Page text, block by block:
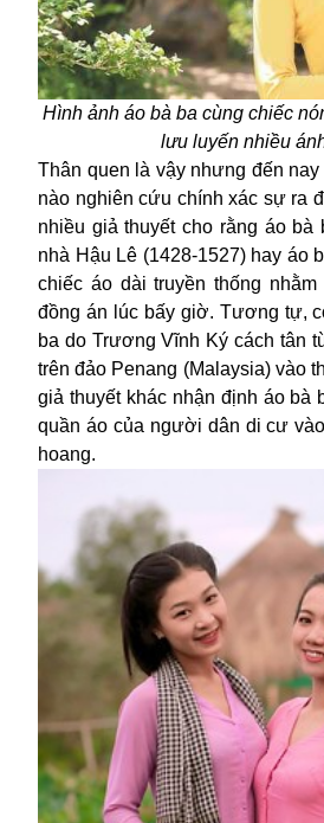
Hình ảnh áo bà ba cùng chiếc
lưu luyến nhiều
Thân quen là vậy nhưng đến
nào nghiên cứu chính xác sự ra
nhiều giả thuyết cho rằng áo
nhà Hậu Lê (1428-1527) hay áo
chiếc áo dài truyền thống
đồng án lúc bấy giờ. Tương tự,
ba do Trương Vĩnh Ký cách tân
trên đảo Penang (Malaysia) vào
giả thuyết khác nhận định áo bà
quần áo của người dân di cư
hoang.